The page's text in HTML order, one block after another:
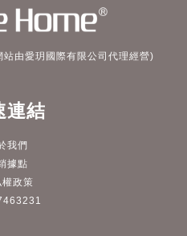
由愛玥國際有限公司代理經營)
連結
我們
據點
權政策